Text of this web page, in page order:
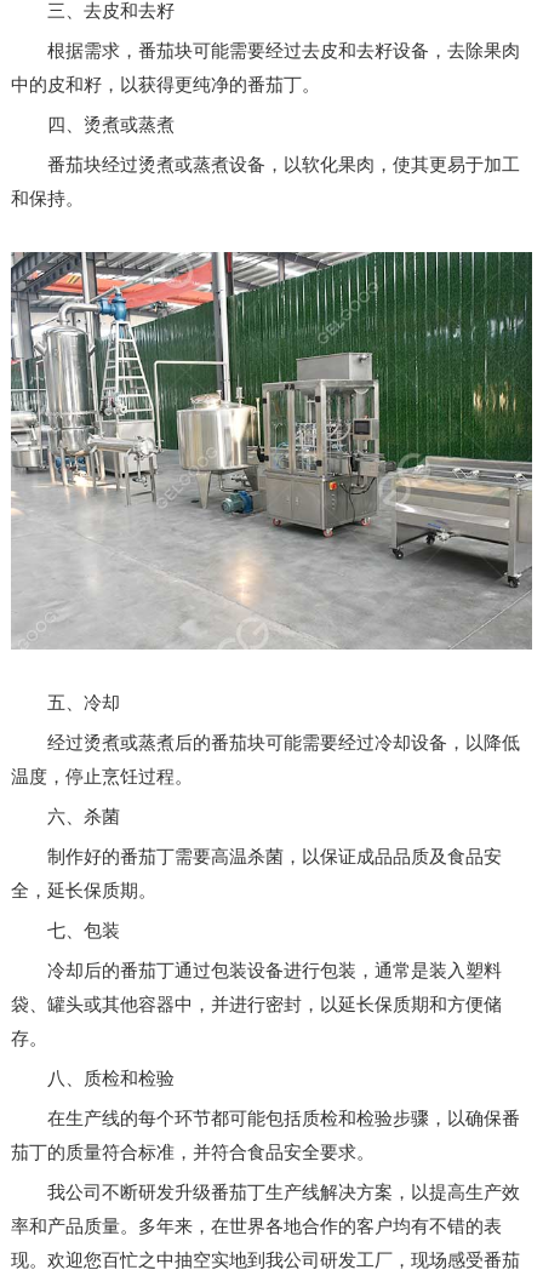
三、去皮和去籽
根据需求，番茄块可能需要经过去皮和去籽设备，去除果肉
中的皮和籽，以获得更纯净的番茄丁。
四、烫煮或蒸煮
番茄块经过烫煮或蒸煮设备，以软化果肉，使其更易于加工
和保持。
五、冷却
经过烫煮或蒸煮后的番茄块可能需要经过冷却设备，以降低
温度，停止烹饪过程。
六、杀菌
制作好的番茄丁需要高温杀菌，以保证成品品质及食品安
全，延长保质期。
七、包装
冷却后的番茄丁通过包装设备进行包装，通常是装入塑料
袋、罐头或其他容器中，并进行密封，以延长保质期和方便储
存。
八、质检和检验
在生产线的每个环节都可能包括质检和检验步骤，以确保番
茄丁的质量符合标准，并符合食品安全要求。
我公司不断研发升级番茄丁生产线解决方案，以提高生产效
率和产品质量。多年来，在世界各地合作的客户均有不错的表
现。欢迎您百忙之中抽空实地到我公司研发工厂，现场感受番茄